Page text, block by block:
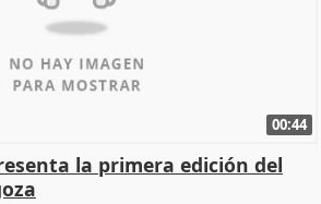
00:44
la primera edición del